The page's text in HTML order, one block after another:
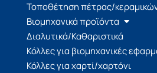
Τοποθέτηση πέτρας/
Βιομηχανικά προϊόντα
Διαλυτικά/Καθαριστικά
Κόλλες για βιομηχανικές
Κόλλες για χαρτί/χαρτόνι